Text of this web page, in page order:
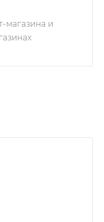
магазина и